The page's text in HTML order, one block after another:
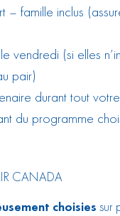
– famille inclus
vendredi (si elles
pair)
durant tout
du programme
CANADA
choisies sur